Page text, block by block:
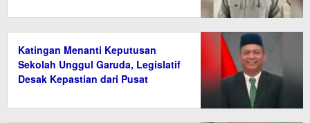
Katingan Menanti Keputusan
Sekolah Unggul Garuda, Legislatif
Desak Kepastian dari Pusat